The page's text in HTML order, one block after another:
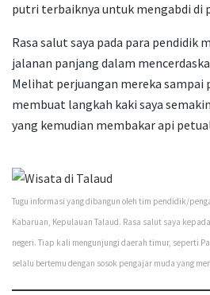
putri terbaiknya untuk mengabdi di
Rasa salut saya pada para pendidik
jalanan panjang dalam
Melihat perjuangan mereka sampai
membuat langkah kaki saya
yang kemudian membakar api
Tugu informasi yang dibangun oleh tim pendidik/
Kabaruan, Kepulauan Talaud. Rasa salut saya
negeri. Tiap kali mengunjungi daerah timur, seperti
selalu bertemu dengan sosok pengajar muda yang